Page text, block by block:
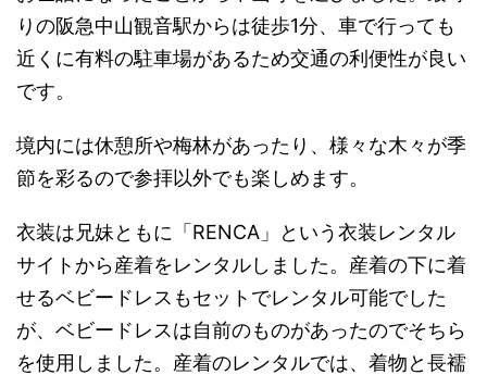
りの阪急中山観音駅からは徒歩1分、車で行っても
近くに有料の駐車場があるため交通の利便性が良い
です。
境内には休憩所や梅林があったり、様々な木々が季
節を彩るので参拝以外でも楽しめます。
衣装は兄妹ともに「RENCA」という衣装レンタル
サイトから産着をレンタルしました。産着の下に着
せるベビードレスもセットでレンタル可能でした
が、ベビードレスは自前のものがあったのでそちら
を使用しました。産着のレンタルでは、着物と長襦